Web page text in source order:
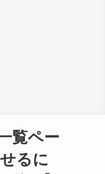
覧ペー
るに